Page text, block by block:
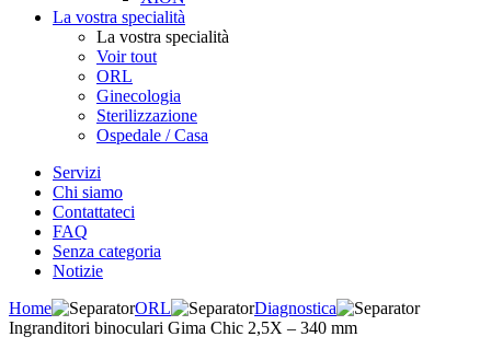
La vostra specialità
La vostra specialità
Voir tout
ORL
Ginecologia
Sterilizzazione
Ospedale / Casa
Servizi
Chi siamo
Contattateci
FAQ
Senza categoria
Notizie
Home
ORL
Diagnostica
Ingranditori binoculari Gima Chic 2,5X – 340 mm